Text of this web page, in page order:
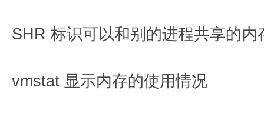
SHR 标识可以和别的进程共享的内
vmstat 显示内存的使用情况